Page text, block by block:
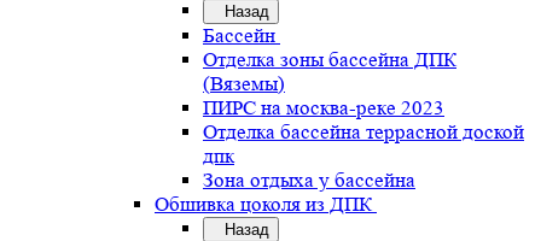
Назад
Бассейн
Отделка зоны бассейна ДПК
(Вяземы)
ПИРС на москва-реке 2023
Отделка бассейна террасной доской
дпк
Зона отдыха у бассейна
Обшивка цоколя из ДПК
Назад